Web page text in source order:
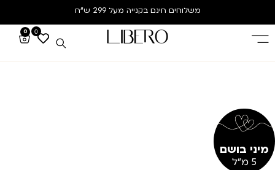
משלוחים חינם בקנייה מעל 299 ש”ח
0
0
מיני בושם
5 מ"ל